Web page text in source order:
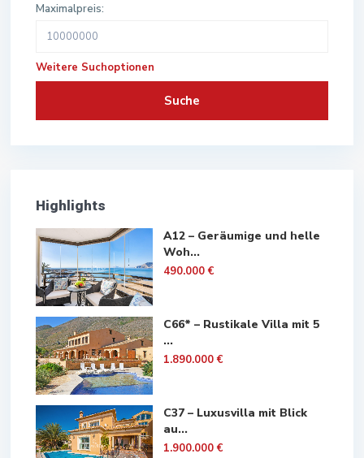
Maximalpreis:
Weitere Suchoptionen
Suche
Highlights
A12 – Geräumige und helle
Woh...
490.000 €
C66* – Rustikale Villa mit 5
...
1.890.000 €
C37 – Luxusvilla mit Blick
au...
1.900.000 €